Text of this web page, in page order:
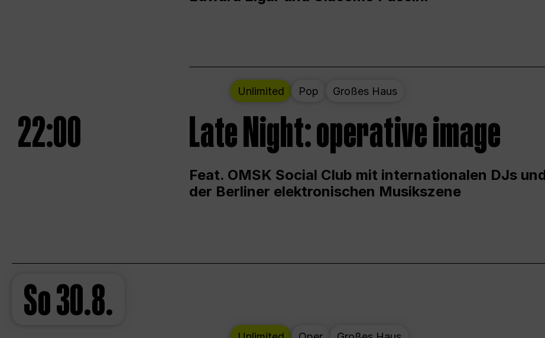
Unlimited Pop Großes Haus
22:00 Late Night: operative image
Feat. OMSK Social Club mit internationalen DJs
der Berliner elektronischen Musikszene
So30.8.